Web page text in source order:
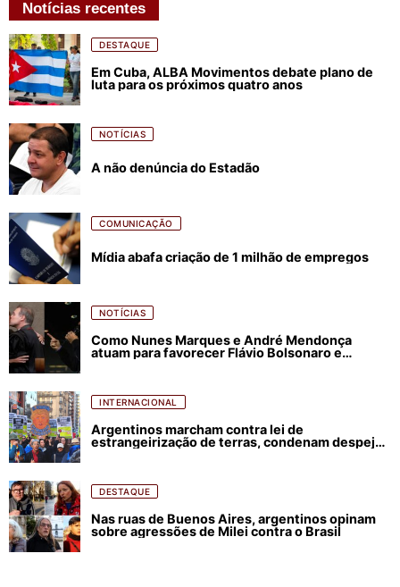
Notícias recentes
DESTAQUE
Em Cuba, ALBA Movimentos debate plano de
luta para os próximos quatro anos
NOTÍCIAS
A não denúncia do Estadão
COMUNICAÇÃO
Mídia abafa criação de 1 milhão de empregos
NOTÍCIAS
Como Nunes Marques e André Mendonça
atuam para favorecer Flávio Bolsonaro e
INTERNACIONAL
Argentinos marcham contra lei de
estrangeirização de terras, condenam despejos
DESTAQUE
Nas ruas de Buenos Aires, argentinos opinam
sobre agressões de Milei contra o Brasil